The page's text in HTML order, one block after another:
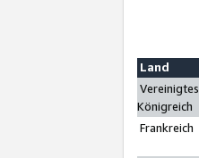
Land
Vereinigtes
Königreich
Frankreich